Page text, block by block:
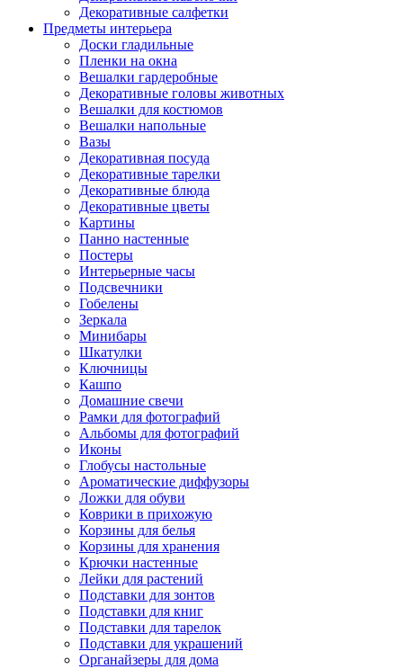
Декоративные салфетки
Предметы интерьера
Доски гладильные
Пленки на окна
Вешалки гардеробные
Декоративные головы животных
Вешалки для костюмов
Вешалки напольные
Вазы
Декоративная посуда
Декоративные тарелки
Декоративные блюда
Декоративные цветы
Картины
Панно настенные
Постеры
Интерьерные часы
Подсвечники
Гобелены
Зеркала
Минибары
Шкатулки
Ключницы
Кашпо
Домашние свечи
Рамки для фотографий
Альбомы для фотографий
Иконы
Глобусы настольные
Ароматические диффузоры
Ложки для обуви
Коврики в прихожую
Корзины для белья
Корзины для хранения
Крючки настенные
Лейки для растений
Подставки для зонтов
Подставки для книг
Подставки для тарелок
Подставки для украшений
Органайзеры для дома